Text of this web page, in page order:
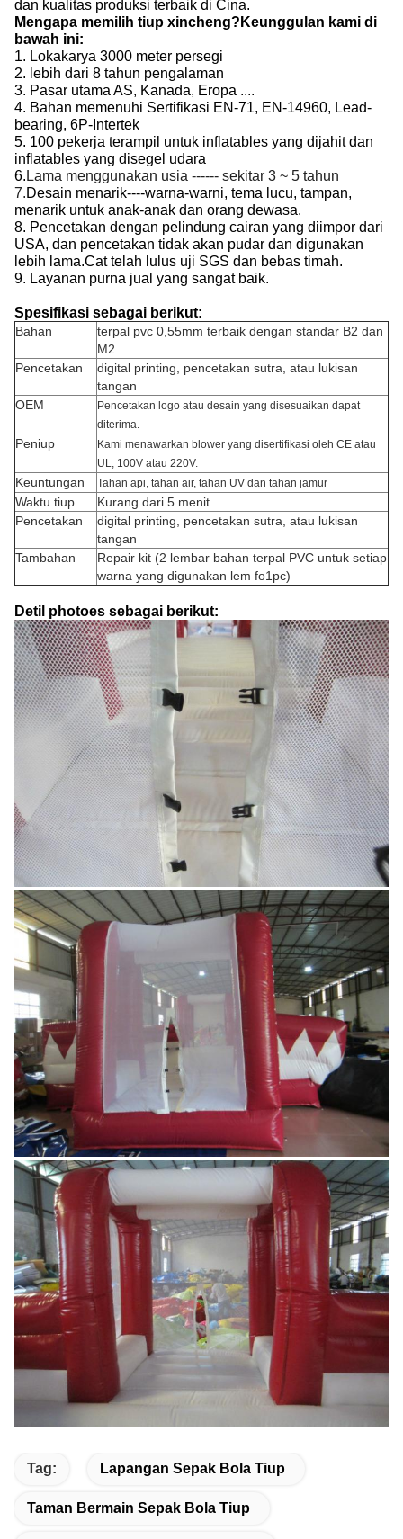
dan kualitas produksi terbaik di Cina.
Mengapa memilih tiup xincheng?Keunggulan kami di
bawah ini:
1. Lokakarya 3000 meter persegi
2. lebih dari 8 tahun pengalaman
3. Pasar utama AS, Kanada, Eropa ....
4. Bahan memenuhi Sertifikasi EN-71, EN-14960, Lead-
bearing, 6P-Intertek
5. 100 pekerja terampil untuk inflatables yang dijahit dan
inflatables yang disegel udara
6.Lama menggunakan usia ------ sekitar 3 ~ 5 tahun
7.Desain menarik----warna-warni, tema lucu, tampan,
menarik untuk anak-anak dan orang dewasa.
8. Pencetakan dengan pelindung cairan yang diimpor dari
USA, dan pencetakan tidak akan pudar dan digunakan
lebih lama.Cat telah lulus uji SGS dan bebas timah.
9. Layanan purna jual yang sangat baik.
Spesifikasi sebagai berikut:
Bahan
terpal pvc 0,55mm terbaik dengan standar B2 dan
M2
Pencetakan
digital printing, pencetakan sutra, atau lukisan
tangan
OEM
Pencetakan logo atau desain yang disesuaikan dapat
diterima.
Peniup
Kami menawarkan blower yang disertifikasi oleh CE atau
UL, 100V atau 220V.
Keuntungan Tahan api, tahan air, tahan UV dan tahan jamur
Waktu tiup
Kurang dari 5 menit
Pencetakan
digital printing, pencetakan sutra, atau lukisan
tangan
Tambahan
Repair kit (2 lembar bahan terpal PVC untuk setiap
warna yang digunakan lem fo1pc)
Detil photoes sebagai berikut:
Tag: Lapangan Sepak Bola Tiup
Taman Bermain Sepak Bola Tiup